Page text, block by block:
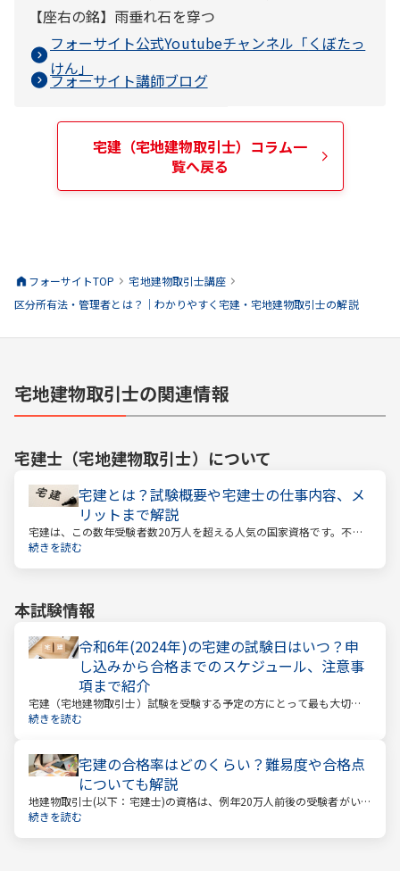
【座右の銘】雨垂れ石を穿つ
フォーサイト公式Youtubeチャンネル「くぼたっ
けん 」
フォーサイト講師ブログ
宅建（宅地建物取引士） コラム一
覧へ戻る
フォーサイトTOP 宅地建物取引士講座
区分所有法・管理者とは？｜わかりやすく宅建・宅地建物取引士の解説
宅地建物取引士の関連情報
宅建士（宅地建物取引士） について
宅建とは？試験概要や宅建士の仕事内容、メ
リットまで解説
宅建は、この数年受験者数20万人を超える人気の国家資格です。不動
産業に携わる人をはじめ、他業種、学生、主婦まで、さまざまな方が
続きを読む
本試験情報
令和6年(2024年)の宅建の試験日はいつ？申
し込みから合格までのスケジュール、注意事
項まで紹介
宅建（宅地建物取引士）試験を受験する予定の方にとって最も大切な
情報は「試験日」です。いつから勉強を始めるか、もう始めているな
続きを読む
宅建の合格率はどのくらい？難易度や合格点
についても解説
地建物取引士(以下：宅建士)の資格は、例年20万人前後の受験者がいる
人気資格。 その試験の合格率は15～18%程度であり、過去10年の平均
続きを読む